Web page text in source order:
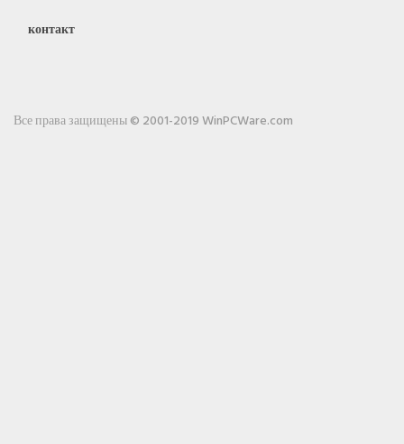
контакт
Все права защищены © 2001-2019 WinPCWare.com